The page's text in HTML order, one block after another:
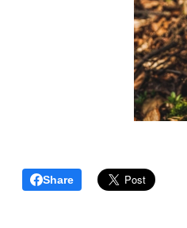
Share